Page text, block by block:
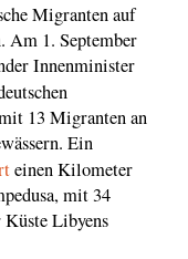
Migranten auf
1. September
Innenminister
13 Migranten an
Ein
einen Kilometer
mit 34
Libyens